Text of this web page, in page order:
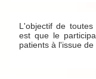
L'objectif de
est que le
patients à l'issue de